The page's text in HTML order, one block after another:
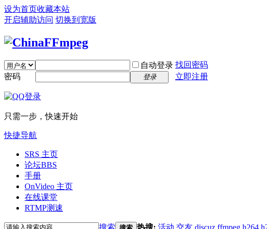
设为首页收藏本站
开启辅助访问 切换到宽版
自动登录 找回密码
密码
登录 立即注册
只需一步，快速开始
快捷导航
SRS 主页
论坛BBS
手册
OnVideo 主页
在线课堂
RTMP测速
搜索 热搜: 活动 交友 discuz ffmpeg h264